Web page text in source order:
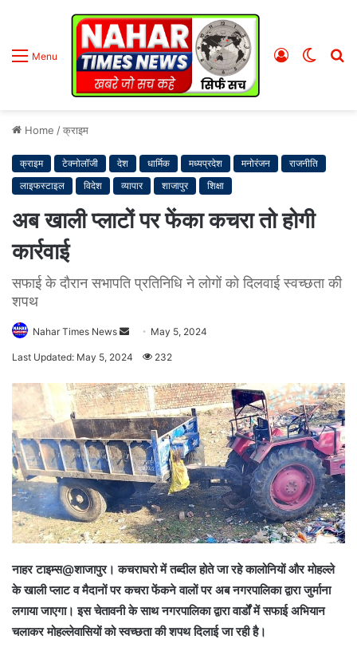
Menu
Switch
Log
Home /क्राइम
क्राइम टेक्नोलॉजी देश धार्मिक मध्यप्रदेश मनोरंजन
राजनीति
लाइफस्टाइल
विदेश व्यापार शाजापुर शिक्षा
अब खाली प्लाटों पर फेंका कचरा तो होगी
कार्रवाई
सफाई के दौरान सभापति प्रतिनिधि ने लोगों को दिलवाई स्वच्छता की
शपथ
Nahar Times News
d
a
n
e
m
a
i
l
May 5, 2024
Last Updated: May 5, 2024 232
नाहर टाइम्स@शाजापुर। कचराघरो में तब्दील होते जा रहे कालोनियों और मोहल्ले
के खाली प्लाट व मैदानों पर कचरा फेंकने वालों पर अब नगरपालिका द्वारा जुर्माना
लगाया जाएगा। इस चेतावनी के साथ नगरपालिका द्वारा वार्डों में सफाई अभियान
चलाकर मोहल्लेवासियों को स्वच्छता की शपथ दिलाई जा रही है।